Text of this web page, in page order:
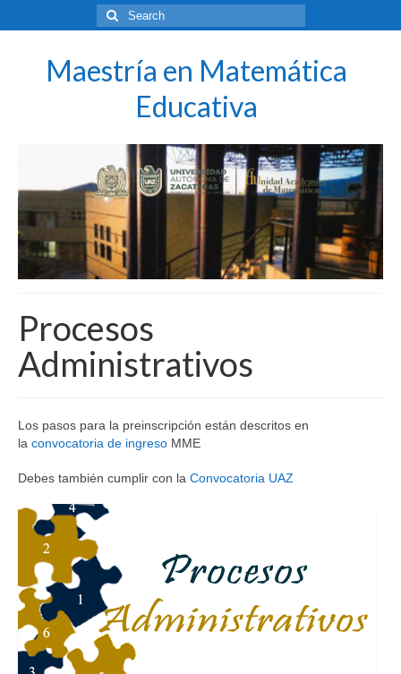
Search
for:
Maestría en Matemática
Educativa
Procesos
Administrativos
Los pasos para la preinscripción están descritos en
la convocatoria de ingreso MME
Debes también cumplir con la Convocatoria UAZ